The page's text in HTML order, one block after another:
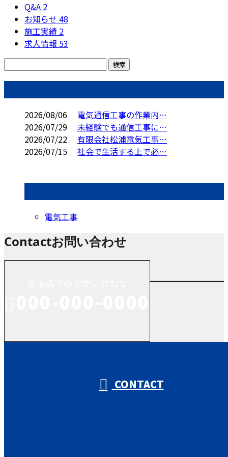
Q&A 2
お知らせ 48
施工実績 2
求人情報 53
2026/08/06
電気通信工事の作業内…
2026/07/29
未経験でも通信工事に…
2026/07/22
有限会社松浦電気工事…
2026/07/15
社会で生活する上で必…
電気工事
Contactお問い合わせ
CONTACT